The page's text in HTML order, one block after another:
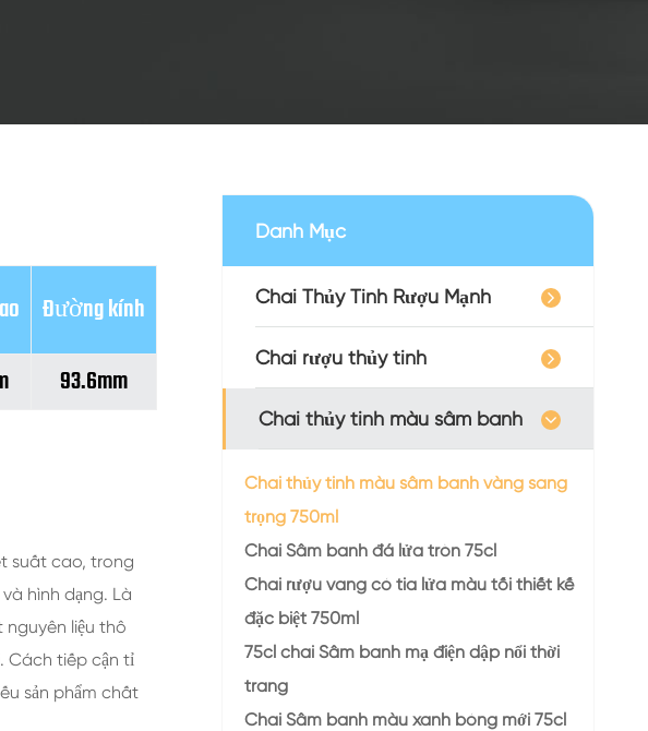
Đường kính
93.6mm
suất cao, trong
hình dạng. Là
liệu thô
Cách tiếp cận tỉ
sản phẩm chất
Danh Mục
Chai Thủy Tinh Rượu Mạnh
Chai rượu thủy tinh
Chai thủy tinh màu sâm banh
Chai thủy tinh màu sâm banh vàng sang
trọng 750ml
Chai Sâm banh đá lửa tròn 75cl
Chai rượu vang có tia lửa màu tối thiết kế
đặc biệt 750ml
75cl chai Sâm banh mạ điện dập nổi thời
trang
Chai Sâm banh màu xanh bóng mới 75cl